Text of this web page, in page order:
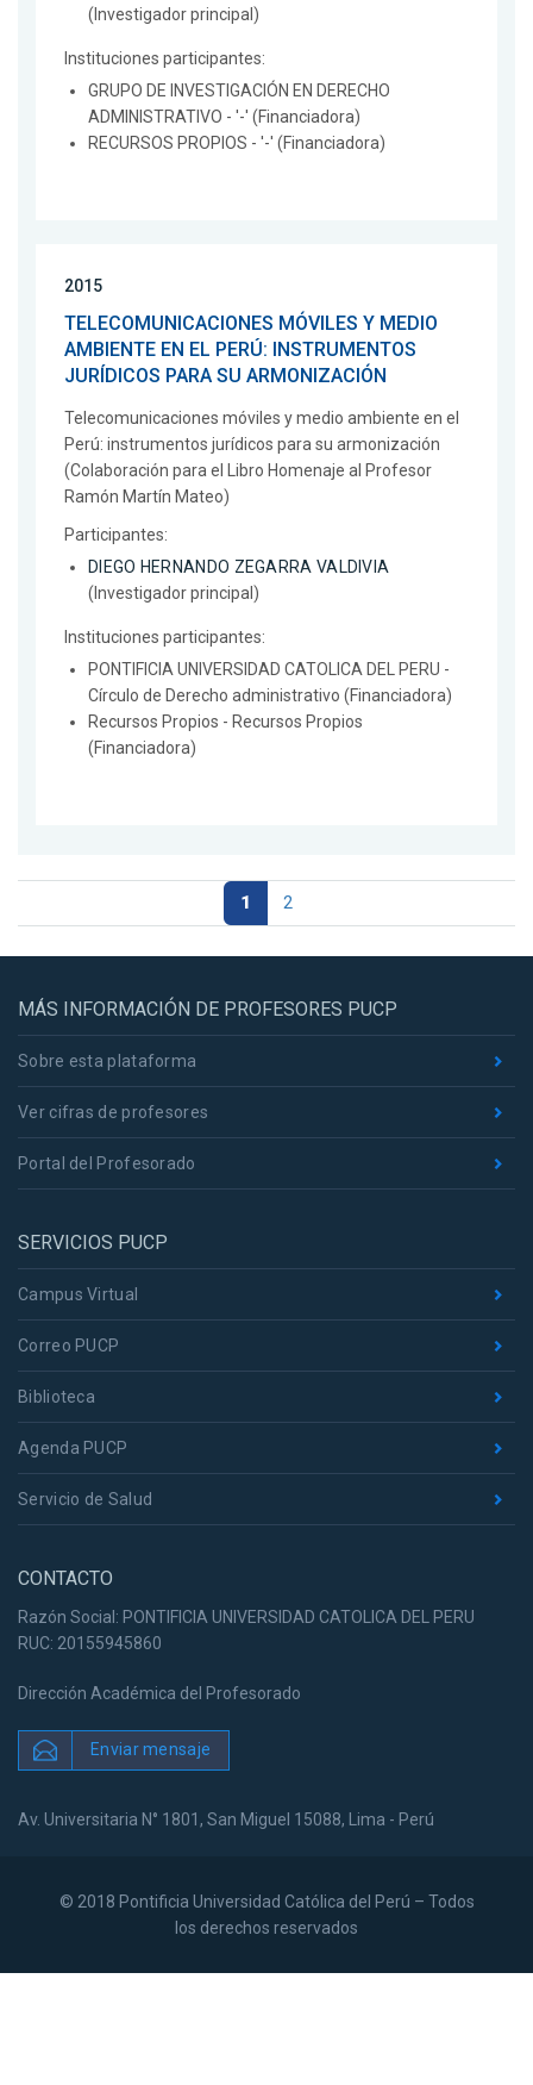
(Investigador principal)
Instituciones participantes:
GRUPO DE INVESTIGACIÓN EN DERECHO
ADMINISTRATIVO - '-' (Financiadora)
RECURSOS PROPIOS - '-' (Financiadora)
2015
TELECOMUNICACIONES MÓVILES Y MEDIO
AMBIENTE EN EL PERÚ: INSTRUMENTOS
JURÍDICOS PARA SU ARMONIZACIÓN
Telecomunicaciones móviles y medio ambiente en el
Perú: instrumentos jurídicos para su armonización
(Colaboración para el Libro Homenaje al Profesor
Ramón Martín Mateo)
Participantes:
DIEGO HERNANDO ZEGARRA VALDIVIA
(Investigador principal)
Instituciones participantes:
PONTIFICIA UNIVERSIDAD CATOLICA DEL PERU -
Círculo de Derecho administrativo (Financiadora)
Recursos Propios - Recursos Propios
(Financiadora)
1 2
MÁS INFORMACIÓN DE PROFESORES PUCP
Sobre esta plataforma
Ver cifras de profesores
Portal del Profesorado
SERVICIOS PUCP
Campus Virtual
Correo PUCP
Biblioteca
Agenda PUCP
Servicio de Salud
CONTACTO
Razón Social: PONTIFICIA UNIVERSIDAD CATOLICA DEL PERU
RUC: 20155945860
Dirección Académica del Profesorado
Enviar mensaje
Av. Universitaria N° 1801, San Miguel 15088, Lima - Perú
© 2018 Pontificia Universidad Católica del Perú – Todos
los derechos reservados